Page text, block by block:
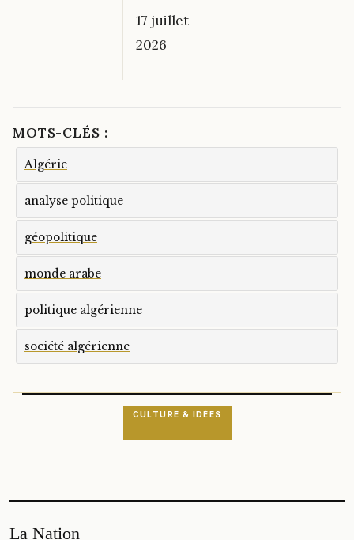
17 juillet
2026
MOTS-CLÉS :
Algérie
analyse politique
géopolitique
monde arabe
politique algérienne
société algérienne
CULTURE & IDÉES
La Nation